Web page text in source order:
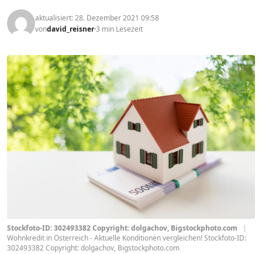
aktualisiert: 28. Dezember 2021 09:58
vondavid_reisner3 min Lesezeit
Stockfoto-ID: 302493382 Copyright: dolgachov, Bigstockphoto.com
|
Wohnkredit in Österreich - Aktuelle Konditionen vergleichen! Stockfoto-ID:
302493382 Copyright: dolgachov, Bigstockphoto.com